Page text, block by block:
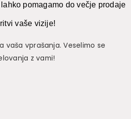
pomagamo do večje prodaje
vaše vizije!
vaša vprašanja. Veselimo se
z vami!